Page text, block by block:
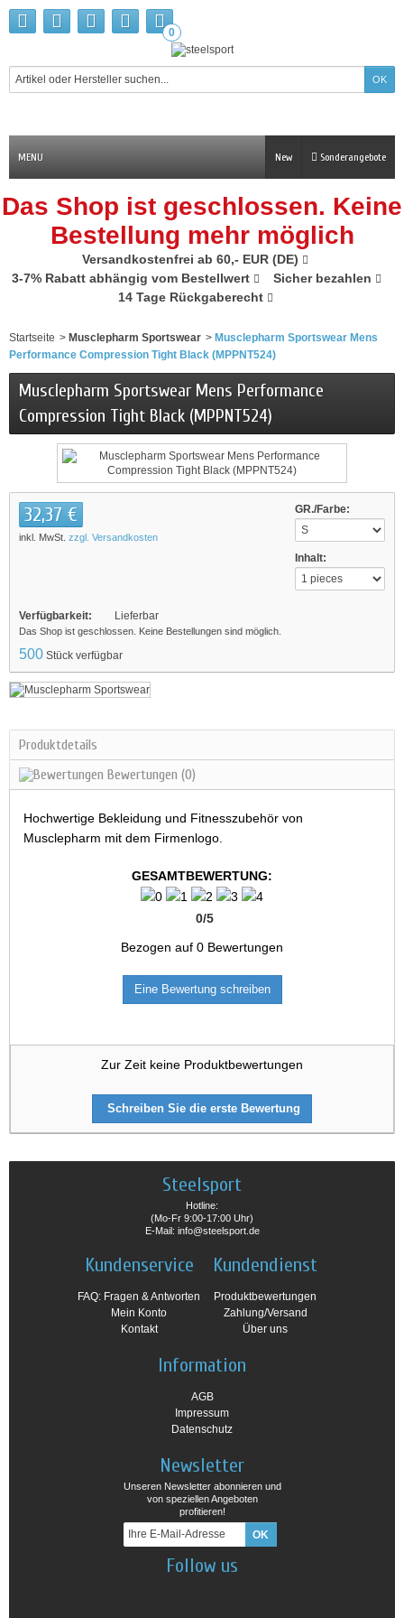
0
MENU Sonderangebote
New
Das Shop ist geschlossen. Keine
Bestellung mehr möglich
Versandkostenfrei ab 60,- EUR (DE)
3-7% Rabatt abhängig vom Bestellwert
Sicher bezahlen
14 Tage Rückgaberecht
Startseite > Musclepharm Sportswear > Musclepharm Sportswear Mens
Performance Compression Tight Black (MPPNT524)
Musclepharm Sportswear Mens Performance
Compression Tight Black (MPPNT524)
GR./Farbe:
Inhalt:
32,37 €
inkl. MwSt. zzgl. Versandkosten
Verfügbarkeit: Lieferbar
Das Shop ist geschlossen. Keine Bestellungen sind möglich.
500 Stück verfügbar
Produktdetails
Bewertungen (0)
Hochwertige Bekleidung und Fitnesszubehör von
Musclepharm mit dem Firmenlogo.
GESAMTBEWERTUNG:
0/5
Bezogen auf 0 Bewertungen
Eine Bewertung schreiben
Zur Zeit keine Produktbewertungen
Schreiben Sie die erste Bewertung
Steelsport
Hotline:
(Mo-Fr 9:00-17:00 Uhr)
E-Mail: info@steelsport.de
Kundenservice
FAQ: Fragen & Antworten
Mein Konto
Kontakt
Kundendienst
Produktbewertungen
Zahlung/Versand
Über uns
Information
AGB
Impressum
Datenschutz
Newsletter
Unseren Newsletter abonnieren und
von speziellen Angeboten
profitieren!
Follow us